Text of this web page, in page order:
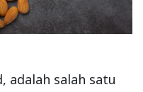
adalah salah satu